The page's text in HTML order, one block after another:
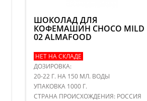
ШОКОЛАД ДЛЯ
КОФЕМАШИН CHOCO MILD
02 ALMAFOOD
НЕТ НА СКЛАДЕ
ДОЗИРОВКА:
20-22 Г. НА 150 МЛ. ВОДЫ
УПАКОВКА 1000 Г.
СТРАНА ПРОИСХОЖДЕНИЯ: РОССИЯ